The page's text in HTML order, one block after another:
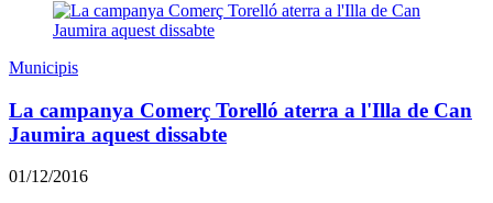
Municipis
La campanya Comerç Torelló aterra a l'Illa de Can
Jaumira aquest dissabte
01/12/2016